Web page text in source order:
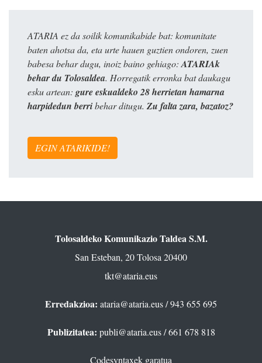
ATARIA ez da soilik komunikabide bat: komunitate
baten ahotsa da, eta urte hauen guztien ondoren, zuen
babesa behar dugu, inoiz baino gehiago: ATARIAk
behar du Tolosaldea. Horregatik erronka bat daukagu
esku artean: gure eskualdeko 28 herrietan hamarna
harpidedun berribehar ditugu. Zu falta zara, bazatoz?
EGIN ATARIKIDE!
Tolosaldeko Komunikazio Taldea S.M.
San Esteban, 20 Tolosa 20400
tkt@ataria.eus
Erredakzioa: ataria@ataria.eus/ 943 655 695
Publizitatea: publi@ataria.eus/ 661 678 818
Codesyntaxek garatua